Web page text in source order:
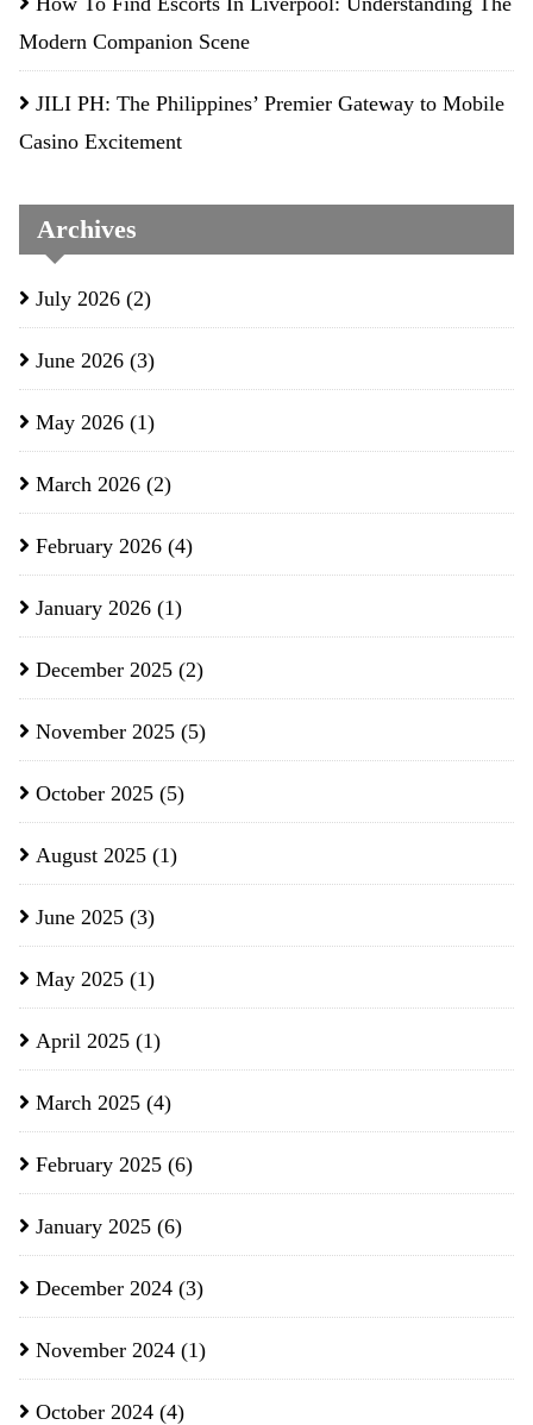
Modern Companion Scene
JILI PH: The Philippines’ Premier Gateway to Mobile
Casino Excitement
Archives
July 2026 (2)
June 2026 (3)
May 2026 (1)
March 2026 (2)
February 2026 (4)
January 2026 (1)
December 2025 (2)
November 2025 (5)
October 2025 (5)
August 2025 (1)
June 2025 (3)
May 2025 (1)
April 2025 (1)
March 2025 (4)
February 2025 (6)
January 2025 (6)
December 2024 (3)
November 2024 (1)
October 2024 (4)